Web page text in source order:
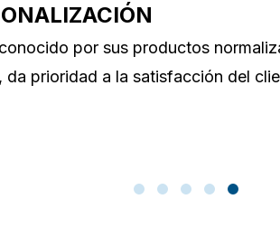
GENTE
clave para el éxito. ABAC se centra
y nutre a las nuevas